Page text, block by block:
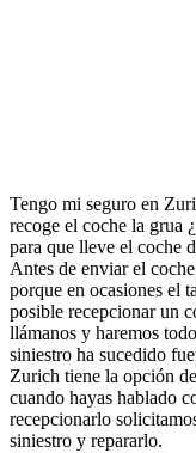
Tengo mi seguro en
recoge el coche la grua
para que lleve el coche
Antes de enviar el
porque en ocasiones el
posible recepcionar un
llámanos y haremos
siniestro ha sucedido
Zurich tiene la opción
cuando hayas hablado
recepcionarlo
siniestro y repararlo.